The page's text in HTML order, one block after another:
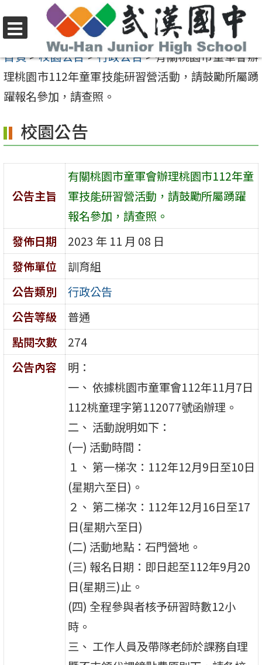
至
要
內
區
選
單
首頁>校園公告>行政公告>有關桃園市童軍會辦
理桃園市112年童軍技能研習營活動，請鼓勵所屬踴
躍報名參加，請查照。
校園公告
公告主旨
有關桃園市童軍會辦理桃園市112年童
軍技能研習營活動，請鼓勵所屬踴躍
報名參加，請查照。
發佈日期
2023 年 11 月 08 日
發佈單位
訓育組
公告類別
行政公告
公告等級
普通
點閱次數
274
公告內容
明：
一、 依據桃園市童軍會112年11月7日
112桃童理字第112077號函辦理。
二、 活動說明如下：
(一) 活動時間：
１、 第一梯次：112年12月9日至10日
(星期六至日)。
２、 第二梯次：112年12月16日至17
日(星期六至日)
(二) 活動地點：石門營地。
(三) 報名日期：即日起至112年9月20
日(星期三)止。
(四) 全程參與者核予研習時數12小
時。
三、 工作人員及帶隊老師於課務自理